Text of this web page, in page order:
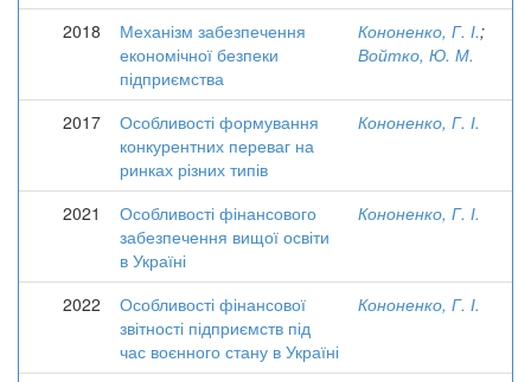
2018
Механізм забезпечення
економічної безпеки
підприємства
Кононенко, Г. І.;
Войтко, Ю. М.
2017
Особливості формування
конкурентних переваг на
ринках різних типів
Кононенко, Г. І.
2021
Особливості фінансового
забезпечення вищої освіти
в Україні
Кононенко, Г. І.
2022
Особливості фінансової
звітності підприємств під
час воєнного стану в Україні
Кононенко, Г. І.